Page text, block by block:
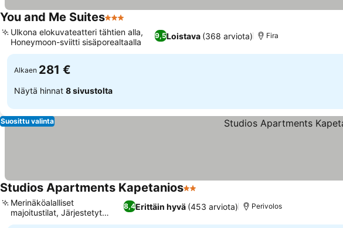
You and Me Suites3 Tähtiluokitus
9,5Loistava (368 arviota)
Ulkona elokuvateatteri tähtien alla,
Honeymoon-sviitti sisäporealtaalla
Fira
Alkaen 281 €
Näytä hinnat 8 sivustolta
Suosittu valinta
Studios Apartments Kapetanios2 Tähtiluokitus
8,4Erittäin hyvä (453 arviota)
Merinäköalalliset
majoitustilat, Järjestetyt
saariretket
Perivolos